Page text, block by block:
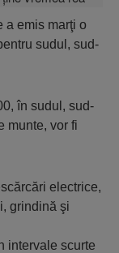
a emis marţi o
sudul, sud-
în sudul, sud-
munte, vor fi
electrice,
grindină şi
intervale scurte